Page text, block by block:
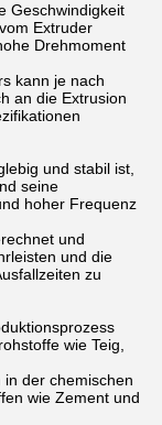
Geschwindigkeit
Extruder
Drehmoment
kann je nach
an die Extrusion
und stabil ist,
seine
hoher Frequenz
und
und die
zu
wie Teig,
der chemischen
wie Zement und